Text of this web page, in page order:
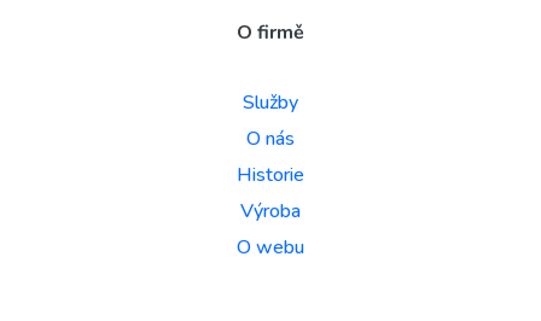
O firmě
Služby
O nás
Historie
Výroba
O webu